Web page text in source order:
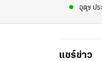
อุตุฯ ป
แชร์ข่าว